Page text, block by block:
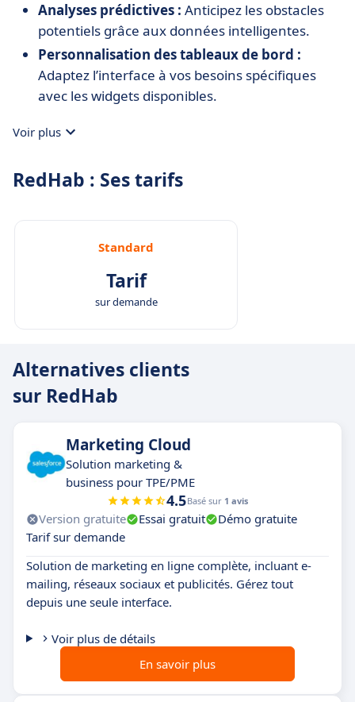
Analyses prédictives : Anticipez les obstacles
potentiels grâce aux données intelligentes.
Personnalisation des tableaux de bord :
Adaptez l’interface à vos besoins spécifiques
avec les widgets disponibles.
Voir plus
RedHab : Ses tarifs
Standard
Tarif
sur demande
Alternatives clients
sur RedHab
Marketing Cloud
Solution marketing &
business pour TPE/PME
4.5Basé sur 1 avis
Version gratuite Essai gratuit
Démo gratuite
Tarif sur demande
Solution de marketing en ligne complète, incluant e-
mailing, réseaux sociaux et publicités. Gérez tout
depuis une seule interface.
Voir plus de détails
En savoir plus